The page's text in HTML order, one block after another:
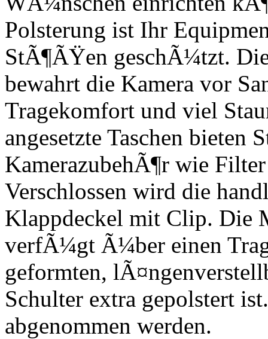
Polsterung ist Ihr
StÃ¶ÃŸen geschÃ¼tzt.
bewahrt die Kamera vor
Tragekomfort und viel
angesetzte Taschen bieten
KamerazubehÃ¶r wie
Verschlossen wird die
Klappdeckel mit Clip. Die
verfÃ¼gt Ã¼ber einen
geformten,
Schulter extra gepolstert
abgenommen werden.